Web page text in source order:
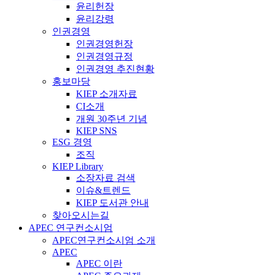
윤리헌장
윤리강령
인권경영
인권경영헌장
인권경영규정
인권경영 추진현황
홍보마당
KIEP 소개자료
CI소개
개원 30주년 기념
KIEP SNS
ESG 경영
조직
KIEP Library
소장자료 검색
이슈&트렌드
KIEP 도서관 안내
찾아오시는길
APEC 연구컨소시엄
APEC연구컨소시엄 소개
APEC
APEC 이란